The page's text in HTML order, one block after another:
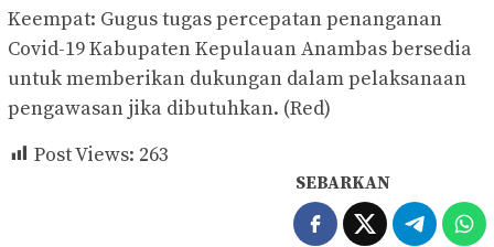
Keempat: Gugus tugas percepatan penanganan
Covid-19 Kabupaten Kepulauan Anambas bersedia
untuk memberikan dukungan dalam pelaksanaan
pengawasan jika dibutuhkan. (Red)
Post Views: 263
SEBARKAN